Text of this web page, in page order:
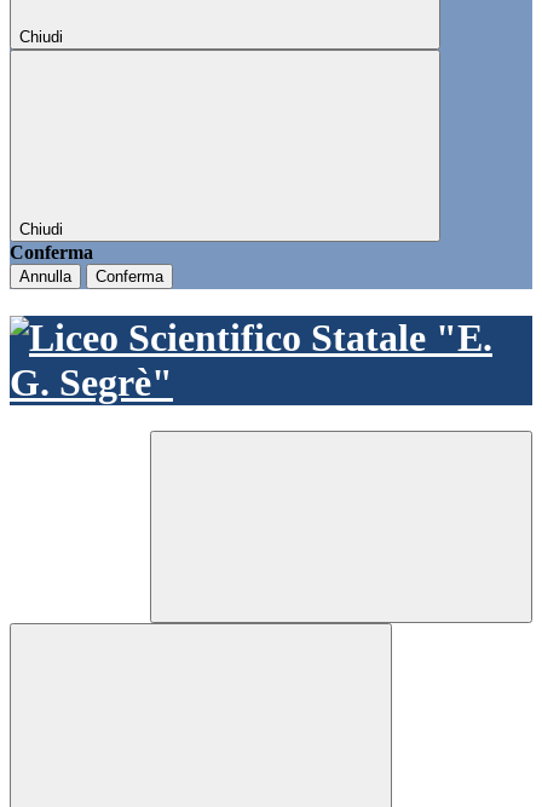
Chiudi
Chiudi
Conferma
Annulla Conferma